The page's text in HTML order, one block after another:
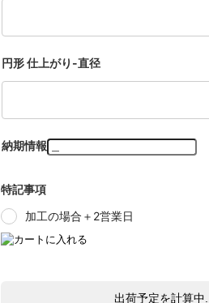
円形 仕上がり-直径
納期情報
特記事項
加工の場合＋2営業日
出荷予定を計算中...